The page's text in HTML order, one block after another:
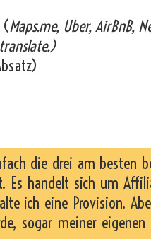
(Maps.me, Uber, AirBnB,
die drei am besten
Es handelt sich um
ich eine Provision.
sogar meiner